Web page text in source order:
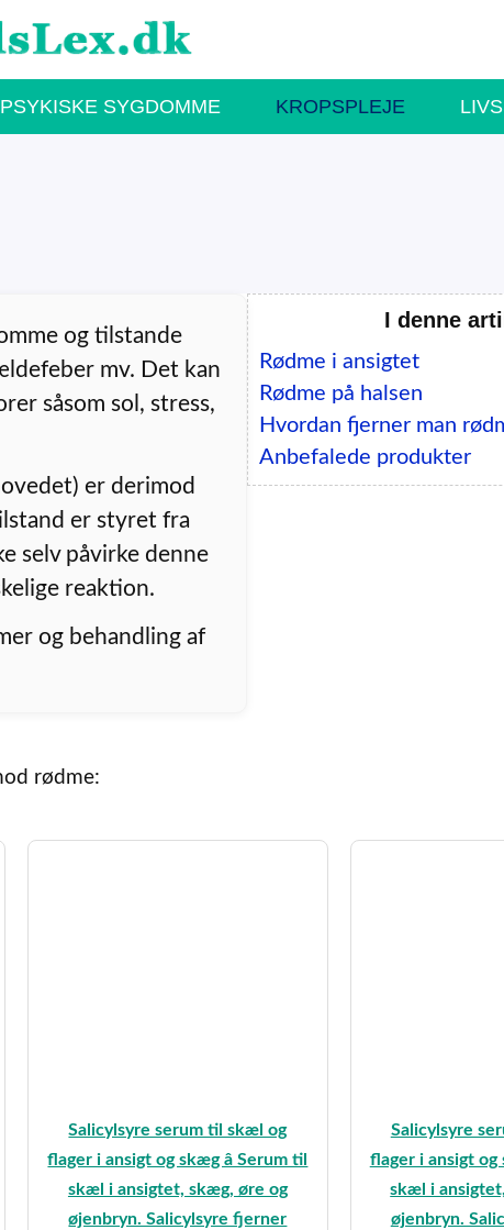
PSYKISKE SYGDOMME KROPSPLEJE
og tilstande
mv. Det kan
såsom sol, stress,
er derimod
er styret fra
selv påvirke denne
reaktion.
og behandling af
I denne
Rødme i ansigtet
Rødme på halsen
Hvordan fjerner man
Anbefalede produkter
rødme:
Salicylsyre serum til skæl og
flager i ansigt og skæg â Serum til
skæl i ansigtet, skæg, øre og
øjenbryn. Salicylsyre fjerner
Salicylsyre
flager i ansigt og
skæl i
øjenbryn.